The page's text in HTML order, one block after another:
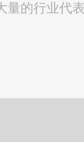
量的行业代